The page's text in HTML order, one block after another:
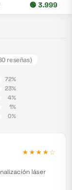
🟢 3.999
reseñas)
72%
23%
4%
1%
0%
★★★★☆
láser